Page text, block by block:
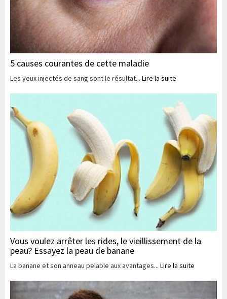
5 causes courantes de cette maladie
Les yeux injectés de sang sont le résultat... Lire la suite
Vous voulez arrêter les rides, le vieillissement de la
peau? Essayez la peau de banane
La banane et son anneau pelable aux avantages... Lire la suite